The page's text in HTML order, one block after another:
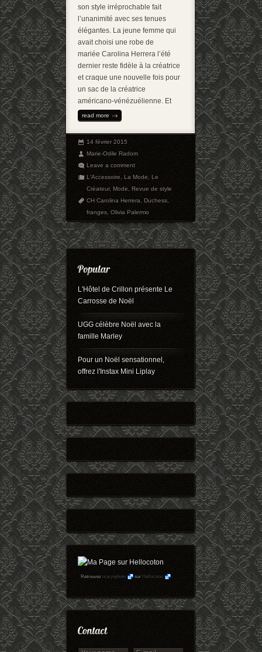
son style irréprochable fait
l’unanimité avec ses tenues
élégantes. La jeune femme qui
avait choisi une robe de
mariée Carolina Herrera l’été
dernier reste fidèle à la créatrice
et craque une nouvelle fois pour
un sac de la créatrice
américano-vénézuélienne. Et
read more
14 février 2015
Marie-Odile Radom
Leave a comment
L'Accessoire,La Mode,Le
Créateur,Mode,Revue de style
CH Carolina Herrera,Duchess,
franges,Olivia Palermo
L'Hôtel de Crillon présente Le
Carrosse de Noël
UGG célèbre Noël avec la
famille Marley
Pour un Noël sensationnel,
offrez l'Instax Mini Liplay
Retrouvezmaryophoto surHellocoton